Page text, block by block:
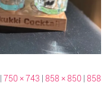
| 750 × 743 | 858 × 850 | 858